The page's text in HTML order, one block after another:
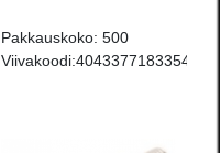
Pakkauskoko: 500
Viivakoodi:4043377183354